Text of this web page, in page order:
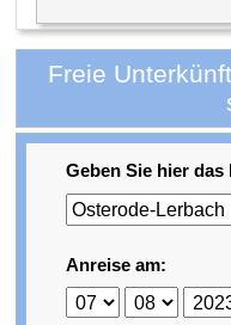
Freie
Geben Sie hier das
Anreise am: